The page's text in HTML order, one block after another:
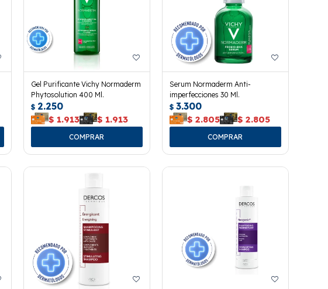
Gel Purificante Vichy Normaderm
Phytosolution 400 Ml.
$ 2.250
$ 1.913 $ 1.913
Serum Normaderm Anti-
imperfecciones 30 Ml.
$ 3.300
$ 2.805 $ 2.805